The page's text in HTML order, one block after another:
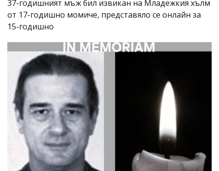
37-годишният мъж бил извикан на Младежкия хълм
от 17-годишно момиче, представяло се онлайн за
15-годишно